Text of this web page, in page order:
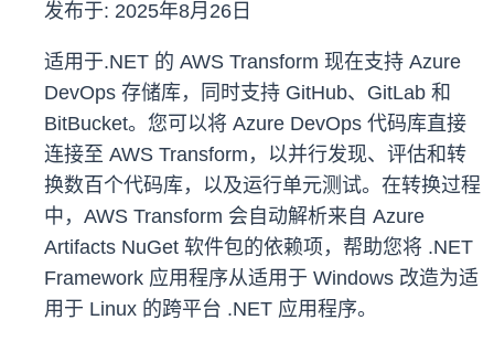
发布于: 2025年8月26日
适用于.NET 的 AWS Transform 现在支持 Azure
DevOps 存储库，同时支持 GitHub、GitLab 和
BitBucket。您可以将 Azure DevOps 代码库直接
连接至 AWS Transform，以并行发现、评估和转
换数百个代码库，以及运行单元测试。在转换过程
中，AWS Transform 会自动解析来自 Azure
Artifacts NuGet 软件包的依赖项，帮助您将 .NET
Framework 应用程序从适用于 Windows 改造为适
用于 Linux 的跨平台 .NET 应用程序。